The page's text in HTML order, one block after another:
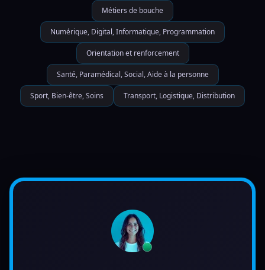
Métiers de bouche
Numérique, Digital, Informatique, Programmation
Orientation et renforcement
Santé, Paramédical, Social, Aide à la personne
Sport, Bien-être, Soins Transport, Logistique, Distribution